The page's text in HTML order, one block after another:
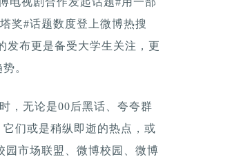
奖#话题数度登上微博热搜
发布更是备受大学生关注，更
。
，无论是00后黑话、夸夸群
们或是稍纵即逝的热点，或
园市场联盟、微博校园、微博